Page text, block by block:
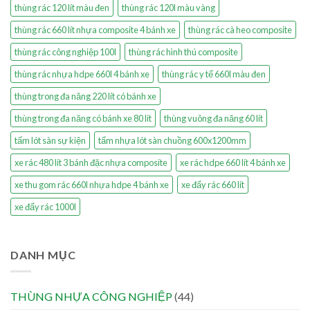
thùng rác 120 lít màu đen
thùng rác 120l màu vàng
thùng rác 660 lít nhựa composite 4 bánh xe
thùng rác cà heo composite
thùng rác công nghiệp 100l
thùng rác hình thú composite
thùng rác nhựa hdpe 660l 4 bánh xe
thùng rác y tế 660l màu đen
thùng trong đa năng 220 lít có bánh xe
thùng trong đa năng có bánh xe 80 lít
thùng vuông đa năng 60 lít
tấm lót sàn sự kiện
tấm nhựa lót sàn chuồng 600x1200mm
xe rác 480 lít 3 bánh đặc nhựa composite
xe rác hdpe 660 lít 4 bánh xe
xe thu gom rác 660l nhựa hdpe 4 bánh xe
xe đẩy rác 660 lít
xe đẩy rác 1000l
DANH MỤC
THÙNG NHỰA CÔNG NGHIỆP(44)